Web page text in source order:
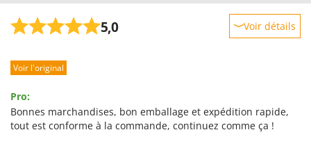
5,0 Voir détails
Prestations
Qualité / Prix
Facilité de montage
Voir l'original
Pro:
Bonnes marchandises, bon emballage et expédition rapide,
tout est conforme à la commande, continuez comme ça !